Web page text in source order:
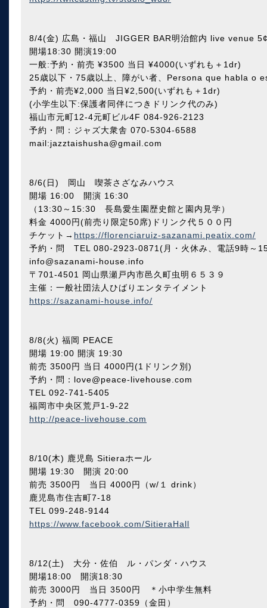
8/4(金) 広島・福山 JIGGER BAR明治館内 live venue
開場18:30 開演19:00
一般:予約・前売 ¥3500 当日 ¥4000(いずれも＋1dr)
25歳以下・75歳以上、障がい者、Persona que habla o
予約・前売¥2,000 当日¥2,500(いずれも＋1dr)
(小学生以下:保護者同伴につきドリンク代のみ)
福山市元町12-4元町ビル4F 084-926-2123
予約・問：ジャズ大衆舎 070-5304-6588
mail:jazztaishusha@gmail.com
8/6(日) 岡山 喫茶さざなみハウス
開場 16:00 開演 16:30
（13:30～15:30 長島愛生園歴史館と園内見学）
料金 4000円(前売り限定50席)ドリンク代５００円
チケット→ https://florenciaruiz-sazanami.peatix.com/
予約・問 TEL 080-2923-0871(月・火休み、電話9時
info@sazanami-house.info
〒701-4501 岡山県瀬戸内市邑久町虫明６５３９
主催：一般社団法人ひばりエンタテイメント
https://sazanami-house.info/
8/8(火) 福岡 PEACE
開場 19:00 開演 19:30
前売 3500円 当日 4000円(1ドリンク別)
予約・問：love@peace-livehouse.com
TEL 092-741-5405
福岡市中央区荒戸1-9-22
http://peace-livehouse.com
8/10(木) 鹿児島 Sitieraホール
開場 19:30 開演 20:00
前売 3500円 当日 4000円（w/１ drink）
鹿児島市住吉町7-18
TEL 099-248-9144
https://www.facebook.com/SitieraHall
8/12(土) 大分・佐伯 ル・パンダ・ハウス
開場18:00 開演18:30
前売 3000円 当日 3500円 ＊小中学生無料
予約・問 090-4777-0359（金田）